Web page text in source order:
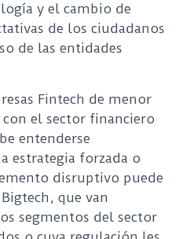
y el cambio de
de los ciudadanos
de las entidades
Fintech de menor
el sector financiero
entenderse
estrategia forzada o
disruptivo puede
que van
segmentos del sector